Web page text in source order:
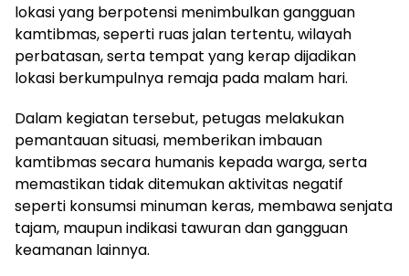
lokasi yang berpotensi menimbulkan gangguan
kamtibmas, seperti ruas jalan tertentu, wilayah
perbatasan, serta tempat yang kerap dijadikan
lokasi berkumpulnya remaja pada malam hari.
Dalam kegiatan tersebut, petugas melakukan
pemantauan situasi, memberikan imbauan
kamtibmas secara humanis kepada warga, serta
memastikan tidak ditemukan aktivitas negatif
seperti konsumsi minuman keras, membawa senjata
tajam, maupun indikasi tawuran dan gangguan
keamanan lainnya.